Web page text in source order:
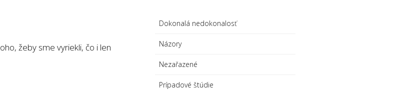
žeby sme vyriekli, čo i len
Dokonalá nedokonalosť
Názory
Nezařazené
Prípadové štúdie